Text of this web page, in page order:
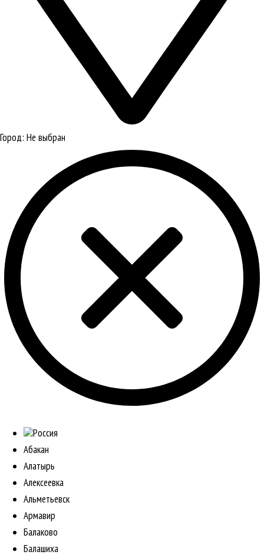
Город: Не выбран
Россия
Абакан
Алатырь
Алексеевка
Альметьевск
Армавир
Балаково
Балашиха